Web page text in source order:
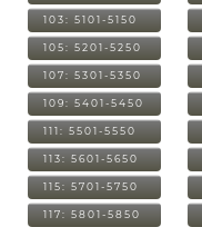
103: 5101-5150
105: 5201-5250
107: 5301-5350
109: 5401-5450
111: 5501-5550
113: 5601-5650
115: 5701-5750
117: 5801-5850